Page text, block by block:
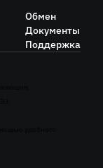
Обмен
Документы
Поддержка